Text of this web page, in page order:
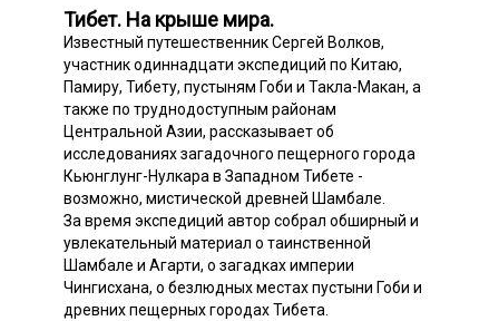
Тибет. На крыше мира.
Известный путешественник Сергей Волков,
участник одиннадцати экспедиций по Китаю,
Памиру, Тибету, пустыням Гоби и Такла-Макан, а
также по труднодоступным районам
Центральной Азии, рассказывает об
исследованиях загадочного пещерного города
Кьюнглунг-Нулкара в Западном Тибете -
возможно, мистической древней Шамбале.
За время экспедиций автор собрал обширный и
увлекательный материал о таинственной
Шамбале и Агарти, о загадках империи
Чингисхана, о безлюдных местах пустыни Гоби и
древних пещерных городах Тибета.